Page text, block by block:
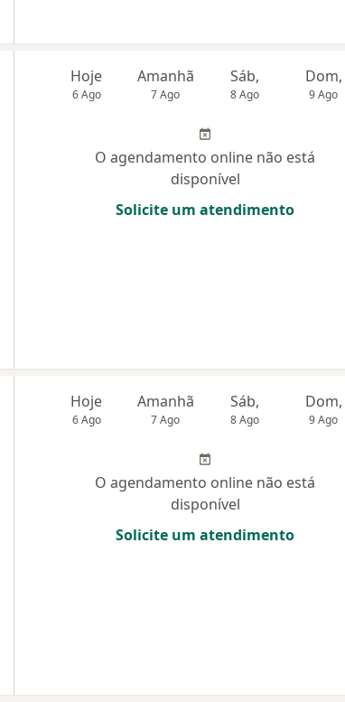
Hoje
6 Ago
Amanhã
7 Ago
Sáb,
8 Ago
Dom,
9 Ago
O agendamento online não está
disponível
Solicite um atendimento
Hoje
6 Ago
Amanhã
7 Ago
Sáb,
8 Ago
Dom,
9 Ago
O agendamento online não está
disponível
Solicite um atendimento